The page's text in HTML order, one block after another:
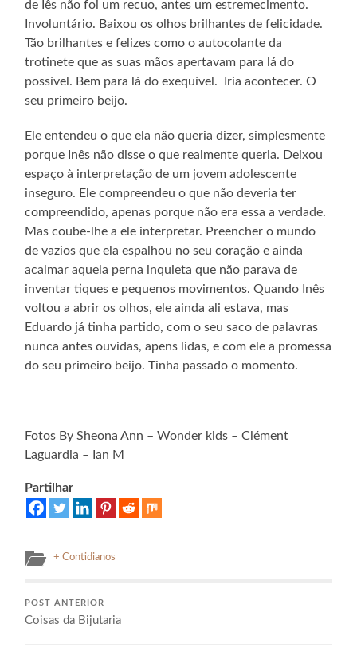
de Iês não foi um recuo, antes um estremecimento.
Involuntário. Baixou os olhos brilhantes de felicidade.
Tão brilhantes e felizes como o autocolante da
trotinete que as suas mãos apertavam para lá do
possível. Bem para lá do exequível. Iria acontecer. O
seu primeiro beijo.
Ele entendeu o que ela não queria dizer, simplesmente
porque Inês não disse o que realmente queria. Deixou
espaço à interpretação de um jovem adolescente
inseguro. Ele compreendeu o que não deveria ter
compreendido, apenas porque não era essa a verdade.
Mas coube-lhe a ele interpretar. Preencher o mundo
de vazios que ela espalhou no seu coração e ainda
acalmar aquela perna inquieta que não parava de
inventar tiques e pequenos movimentos. Quando Inês
voltou a abrir os olhos, ele ainda ali estava, mas
Eduardo já tinha partido, com o seu saco de palavras
nunca antes ouvidas, apens lidas, e com ele a promessa
do seu primeiro beijo. Tinha passado o momento.
Fotos By Sheona Ann – Wonder kids – Clément
Laguardia – Ian M
Partilhar
+ Contidianos
POST ANTERIOR
Coisas da Bijutaria